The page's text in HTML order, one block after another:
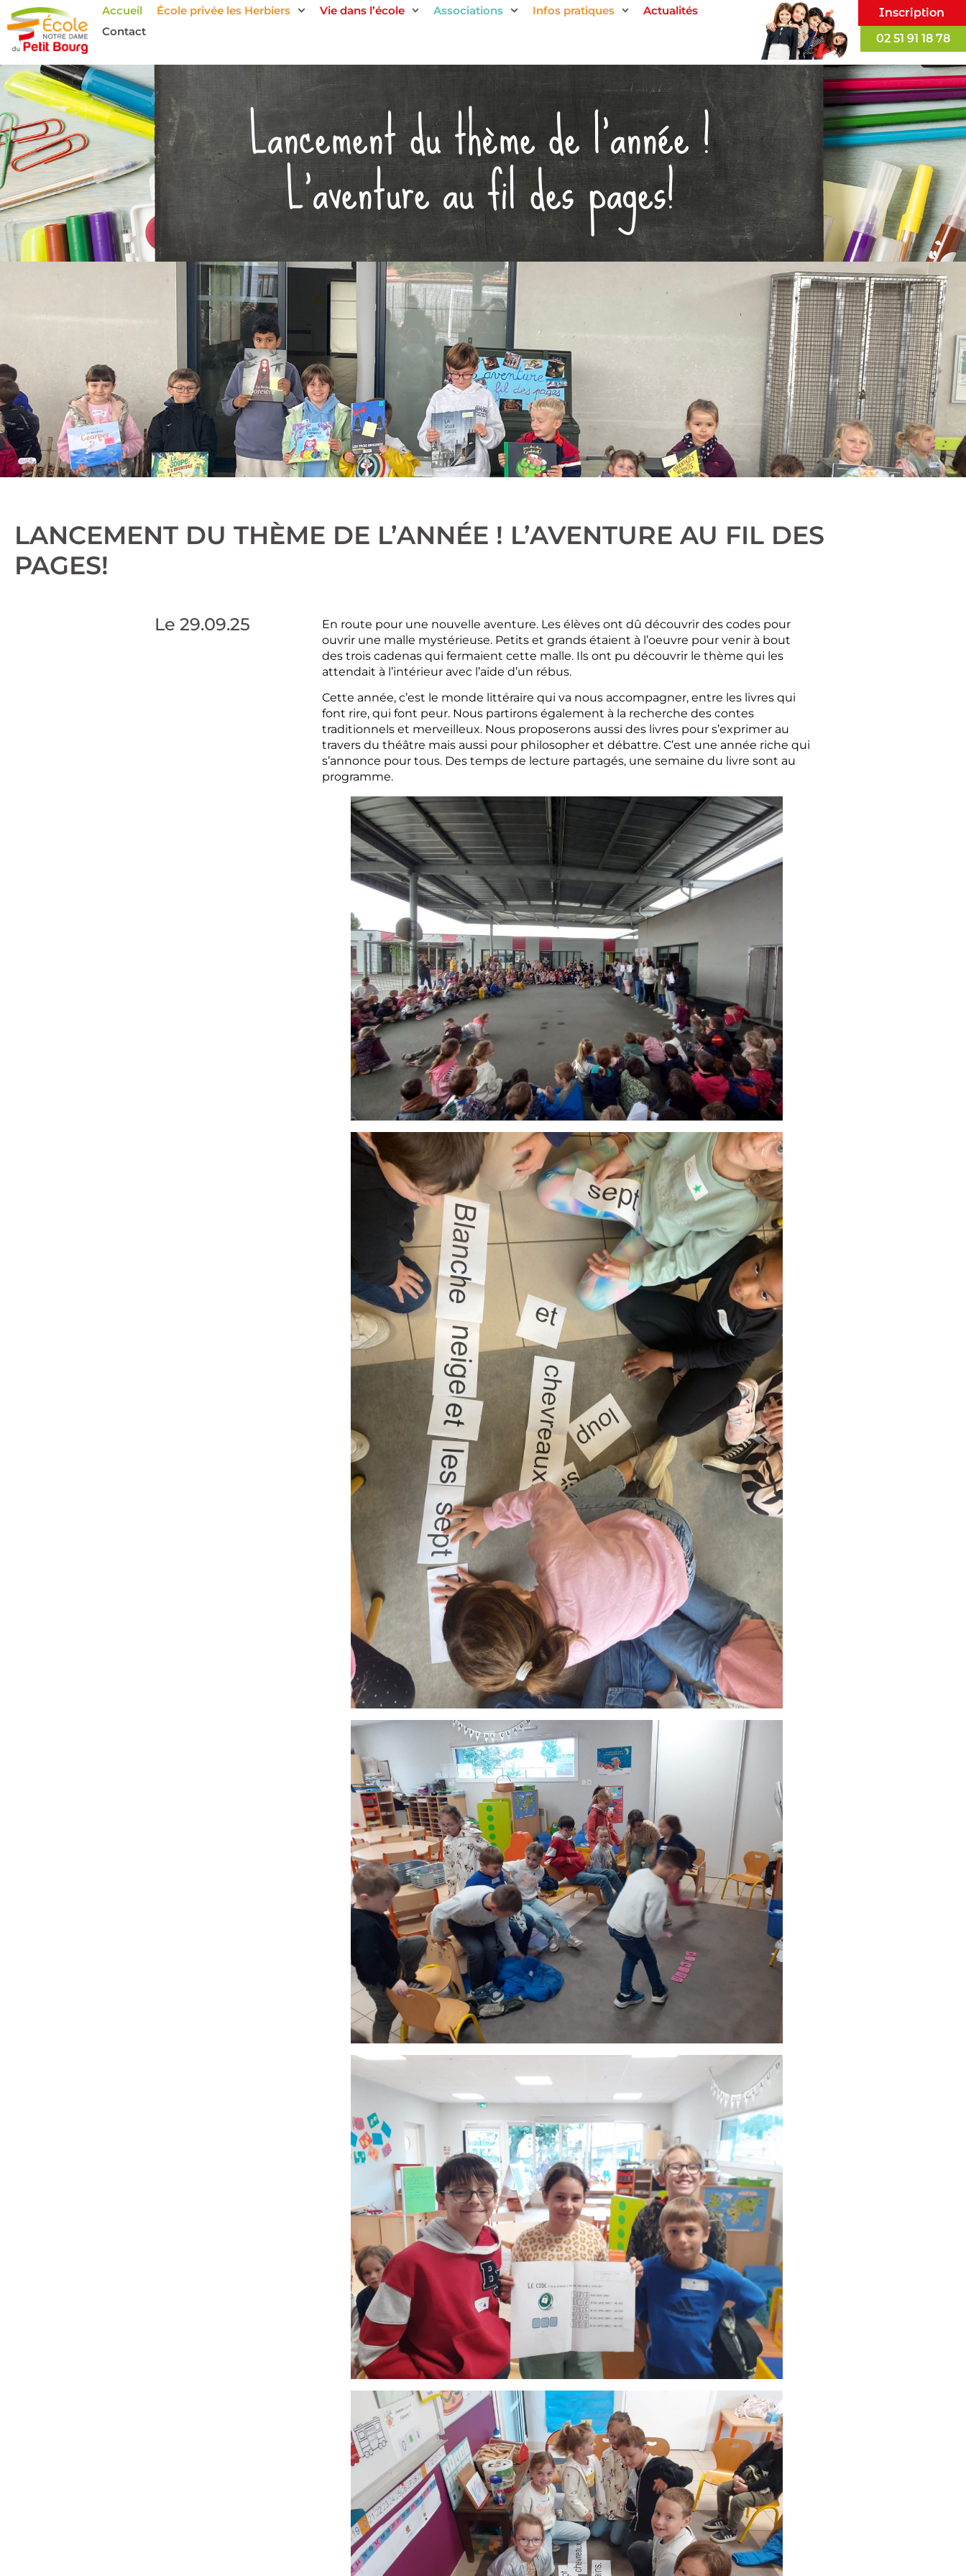
Accueil École privée les Herbiers Vie dans l’école Associations Infos pratiques
Actualités
Contact
Inscription
02 51 91 18 78
Lancement du thème de l’année !
L’aventure au fil des pages!
LANCEMENT DU THÈME DE L’ANNÉE ! L’AVENTURE AU FIL DES
PAGES!
Le29.09.25
En route pour une nouvelle aventure. Les élèves ont dû découvrir des codes pour
ouvrir une malle mystérieuse. Petits et grands étaient à l’oeuvre pour venir à bout
des trois cadenas qui fermaient cette malle. Ils ont pu découvrir le thème qui les
attendait à l’intérieur avec l’aide d’un rébus.
Cette année, c’est le monde littéraire qui va nous accompagner, entre les livres qui
font rire, qui font peur. Nous partirons également à la recherche des contes
traditionnels et merveilleux. Nous proposerons aussi des livres pour s’exprimer au
travers du théâtre mais aussi pour philosopher et débattre. C’est une année riche qui
s’annonce pour tous. Des temps de lecture partagés, une semaine du livre sont au
programme.